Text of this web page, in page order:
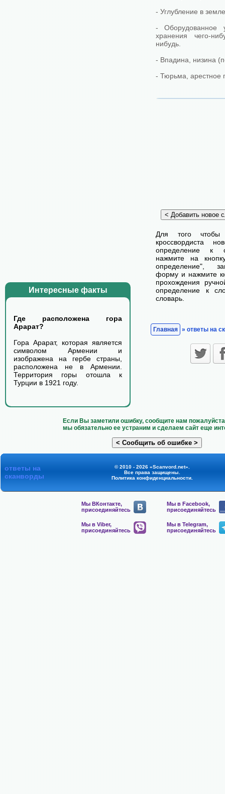
Интересные факты
Где расположена гора
Арарат?
Гора Арарат, которая является
символом Армении и
изображена на гербе страны,
расположена не в Армении.
Территория горы отошла к
Турции в 1921 году.
- Углубление в
- Оборудованное
хранения чего-
нибудь.
- Впадина, низина
- Тюрьма, арестное
Для того чтобы
кроссвордиста
определение к
нажмите на
определение",
форму и нажмите
прохождения
определение к
словарь.
Главная » ответы на
Если Вы заметили ошибку, сообщите нам
мы обязательно ее устраним и сделаем сайт еще
ответы на
сканворды
© 2010 - 2026 «Scanvord.net».
Все права защищены.
Политика конфиденциальности.
Мы ВКонтакте,
присоединяйтесь
Мы в Facebook,
присоединяйтесь
Мы в Viber,
присоединяйтесь
Мы в Telegram,
присоединяйтесь